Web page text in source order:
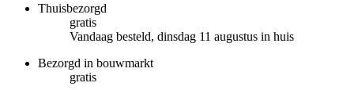
Thuisbezorgd
gratis
Vandaag besteld, dinsdag 11 augustus in huis
Bezorgd in bouwmarkt
gratis